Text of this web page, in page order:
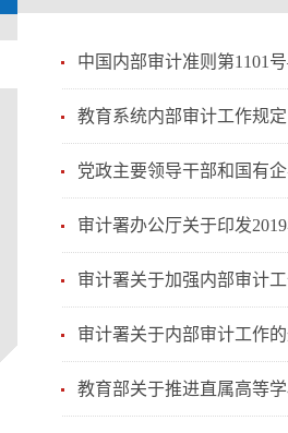
中国内部审计准则第1101
教育系统内部审计工作规
党政主要领导干部和国有
审计署办公厅关于印发
审计署关于加强内部审计
审计署关于内部审计工作
教育部关于推进直属高等